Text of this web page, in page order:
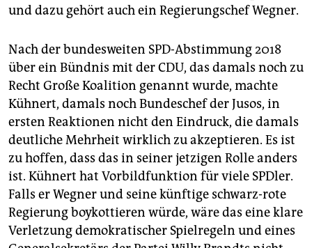
und dazu gehört auch ein Regierungschef Wegner.
Nach der bundesweiten SPD-Abstimmung 2018
über ein Bündnis mit der CDU, das damals noch zu
Recht Große Koalition genannt wurde, machte
Kühnert, damals noch Bundeschef der Jusos, in
ersten Reaktionen nicht den Eindruck, die damals
deutliche Mehrheit wirklich zu akzeptieren. Es ist
zu hoffen, dass das in seiner jetzigen Rolle anders
ist. Kühnert hat Vorbildfunktion für viele SPDler.
Falls er Wegner und seine künftige schwarz-rote
Regierung boykottieren würde, wäre das eine klare
Verletzung demokratischer Spielregeln und eines